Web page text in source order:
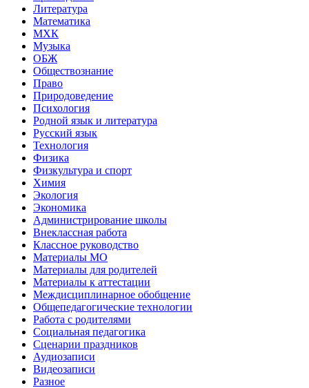
Литература
Математика
МХК
Музыка
ОБЖ
Обществознание
Право
Природоведение
Психология
Родной язык и литература
Русский язык
Технология
Физика
Физкультура и спорт
Химия
Экология
Экономика
Администрирование школы
Внеклассная работа
Классное руководство
Материалы МО
Материалы для родителей
Материалы к аттестации
Междисциплинарное обобщение
Общепедагогические технологии
Работа с родителями
Социальная педагогика
Сценарии праздников
Аудиозаписи
Видеозаписи
Разное